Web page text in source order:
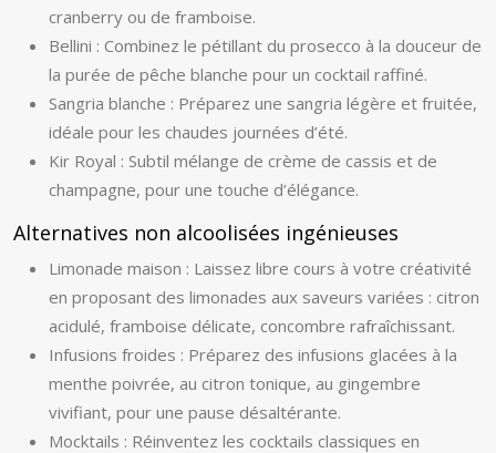
cranberry ou de framboise.
Bellini : Combinez le pétillant du prosecco à la douceur de
la purée de pêche blanche pour un cocktail raffiné.
Sangria blanche : Préparez une sangria légère et fruitée,
idéale pour les chaudes journées d’été.
Kir Royal : Subtil mélange de crème de cassis et de
champagne, pour une touche d’élégance.
Alternatives non alcoolisées ingénieuses
Limonade maison : Laissez libre cours à votre créativité
en proposant des limonades aux saveurs variées : citron
acidulé, framboise délicate, concombre rafraîchissant.
Infusions froides : Préparez des infusions glacées à la
menthe poivrée, au citron tonique, au gingembre
vivifiant, pour une pause désaltérante.
Mocktails : Réinventez les cocktails classiques en